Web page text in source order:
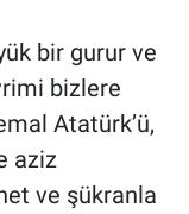
bir gurur ve
bizlere
Atatürk’ü,
aziz
ve şükranla